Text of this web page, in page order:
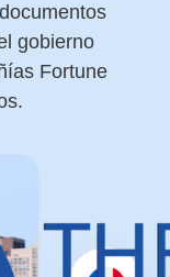
gobierno
Fortune